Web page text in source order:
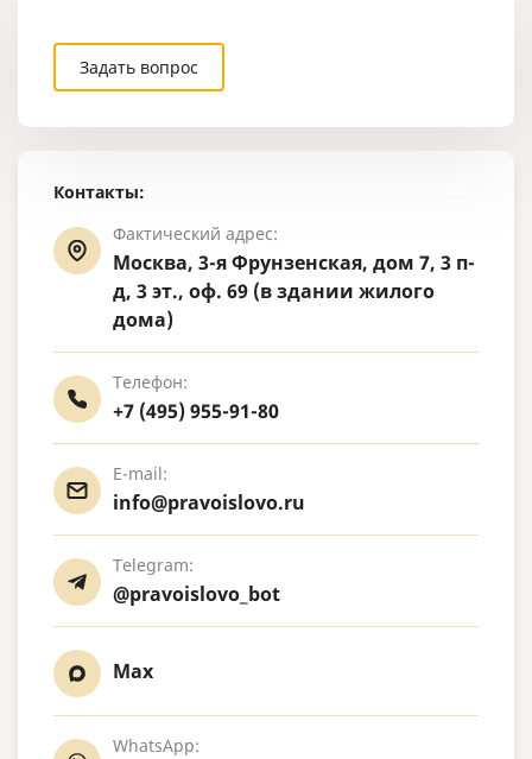
Контакты:
Фактический адрес:
Москва, 3-я Фрунзенская, дом 7, 3 п-
д, 3 эт., оф. 69 (в здании жилого
дома)
Телефон:
+7 (495) 955-91-80
E-mail:
info@pravoislovo.ru
Telegram:
@pravoislovo_bot
Max
WhatsApp:
островах.
Задать вопрос